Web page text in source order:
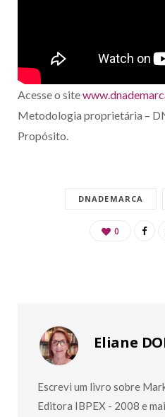
Acesse o site
Metodologia proprietária –
Propósito.
DNADEMARCA
0
Eliane
Escrevi um livro sobre
Editora IBPEX - 2008 e